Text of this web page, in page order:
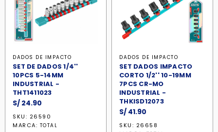
DADOS DE IMPACTO
SET DE DADOS 1/4''
10PCS 5-14MM
INDUSTRIAL -
THT1411023
S/ 24.90
SKU: 26590
MARCA: TOTAL
DADOS DE IMPACTO
SET DADOS IMPACTO
CORTO 1/2'' 10-19MM
7PCS CR-MO
INDUSTRIAL -
THKISD12073
S/ 41.90
SKU: 26658